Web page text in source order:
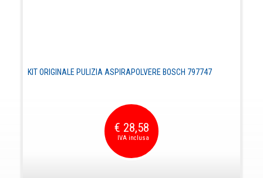
KIT ORIGINALE PULIZIA ASPIRAPOLVERE BOSCH 797747
€ 28,58